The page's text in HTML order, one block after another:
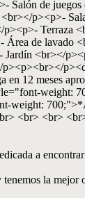
Salón de
p><p>-
Terraza
Área de lavado
<br></
p><p><br></
en 12 meses
weight:
weight:
<br> <br>
a
la mejor